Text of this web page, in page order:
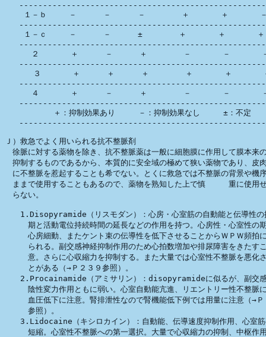
１－ｂ 　  － 　   － 　   － 　     ＋ 　    ＋ 　
１－ｃ 　  － 　   － 　   ± 　     ＋ 　    ＋ 　
　２ 　    ＋ 　   － 　   ＋ 　     － 　    － 　
３ 　    ＋ 　   ＋ 　   ＋ 　     ＋ 　    ＋ 　
　４ 　    ＋ 　   － 　   ＋ 　     － 　    － 　
    　　   ＋：抑制効果あり　　　－：抑制効果なし　　　±：不定
Ｊ）救急でよく用いられる抗不整脈剤
徐脈に対する薬物を除き、抗不整脈薬は一般に細胞膜に作用して膜本来
抑制するものであるから、本質的に安全域の極めて狭い薬物であり、皮
に不整脈を惹起することも希でない。とくに救急では不整脈の背景や機
ままで使用することもあるので、薬物を熟知した上で慎　　　重に使用
らない。
1.Disopyramide（リスモダン）：心房・心室筋の自動能と伝導性の
期と活動電位持続時間の延長などの作用を持つ。心房性・心室性の
心房細動、またケント束の伝導性を低下させることからＷＰＷ頻拍
られる。副交感神経抑制作用のため心拍数増加や排尿障害をきたす
意。さらに心収縮力を抑制する。また大量では心室性不整脈を悪化
とがある（→Ｐ２３９参照）。
2.Procainamide（アミサリン）：disopyramideに似るが、副交感
陰性変力作用ともに弱い。心室自動能亢進、リエントリー性不整脈
血圧低下に注意。腎排泄性なので腎機能低下例では用量に注意（→Ｐ
参照）。
3.Lidocaine（キシロカイン）：自動能、伝導速度抑制作用、心室筋
短縮。心室性不整脈への第一選択。大量で心収縮力の抑制、中枢作